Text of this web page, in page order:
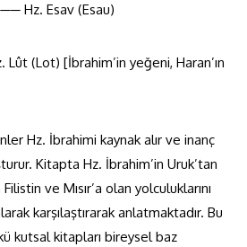
(Esau)
[İbrahim’in yeğeni, Haran’ın
Hz. İbrahimi kaynak alır ve inanç
Kitapta Hz. İbrahim’in Uruk’tan
ve Mısır’a olan yolculuklarını
karşılaştırarak anlatmaktadır. Bu
kutsal kitapları bireysel baz